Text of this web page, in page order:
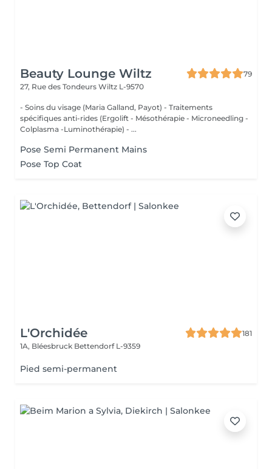
Beauty Lounge Wiltz
79
27, Rue des Tondeurs Wiltz L-9570
- Soins du visage (Maria Galland, Payot) - Traitements
spécifiques anti-rides (Ergolift - Mésothérapie - Microneedling -
Colplasma -Luminothérapie) - ...
Pose Semi Permanent Mains
Pose Top Coat
L'Orchidée
181
1A, Bléesbruck Bettendorf L-9359
Pied semi-permanent